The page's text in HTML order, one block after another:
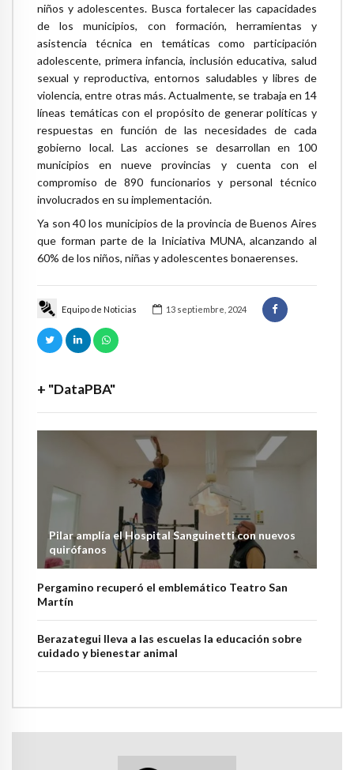
Equipo de Noticias 13 septiembre, 2024
+ "DataPBA"
Pilar amplía el Hospital Sanguinetti con nuevos
quirófanos
Pergamino recuperó el emblemático Teatro San
Martín
Berazategui lleva a las escuelas la educación sobre
cuidado y bienestar animal
niños y adolescentes. Busca fortalecer las capacidades
de los municipios, con formación, herramientas y
asistencia técnica en temáticas como participación
adolescente, primera infancia, inclusión educativa, salud
sexual y reproductiva, entornos saludables y libres de
violencia, entre otras más. Actualmente, se trabaja en 14
líneas temáticas con el propósito de generar políticas y
respuestas en función de las necesidades de cada
gobierno local. Las acciones se desarrollan en 100
municipios en nueve provincias y cuenta con el
compromiso de 890 funcionarios y personal técnico
involucrados en su implementación.
Ya son 40 los municipios de la provincia de Buenos Aires
que forman parte de la Iniciativa MUNA, alcanzando al
60% de los niños, niñas y adolescentes bonaerenses.